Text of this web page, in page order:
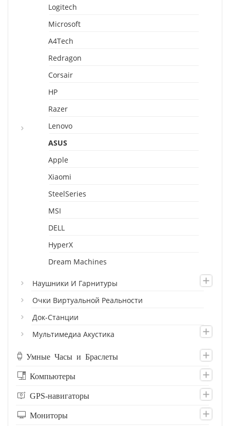
Logitech
Microsoft
A4Tech
Redragon
Corsair
HP
Razer
Lenovo
ASUS
Apple
Xiaomi
SteelSeries
MSI
DELL
HyperX
Dream Machines
Наушники И Гарнитуры
Очки Виртуальной Реальности
Док-Станции
Мультимедиа Акустика
Умные Часы и Браслеты
Компьютеры
GPS-навигаторы
Мониторы